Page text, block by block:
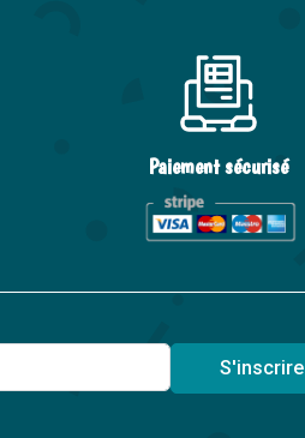
Paiement sécurisé
S'inscrire